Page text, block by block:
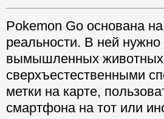
Pokemon Go основана
реальности. В ней
вымышленных
сверхъестественными
метки на карте,
смартфона на тот или